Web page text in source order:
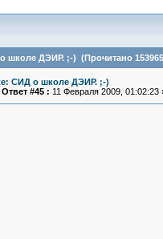
школе ДЭИР. ;-) (Прочитано
СИД о школе ДЭИР. ;-)
Ответ #45 : 11 Февраля 2009, 01:02:23